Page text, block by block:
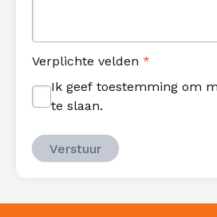
Verplichte velden *
Ik geef toestemming om
te slaan.